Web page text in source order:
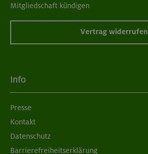
Mitgliedschaft kündigen
Vertrag widerrufen
Info
Presse
Kontakt
Datenschutz
Barrierefreiheitserklärung